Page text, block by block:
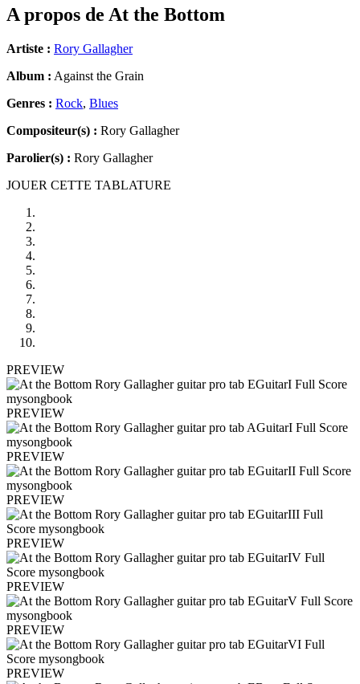
A propos de At the Bottom
Artiste : Rory Gallagher
Album : Against the Grain
Genres : Rock, Blues
Compositeur(s) : Rory Gallagher
Parolier(s) : Rory Gallagher
JOUER CETTE TABLATURE
PREVIEW
PREVIEW
PREVIEW
PREVIEW
PREVIEW
PREVIEW
PREVIEW
PREVIEW